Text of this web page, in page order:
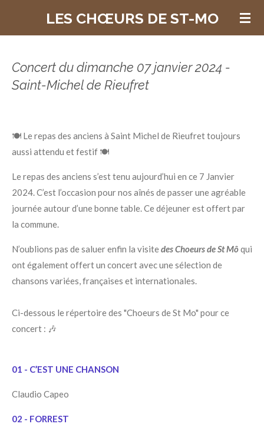
principal
LES CHŒURS DE ST-MO
Concert du dimanche 07 janvier 2024 -
Saint-Michel de Rieufret
🍽 Le repas des anciens à Saint Michel de Rieufret toujours
aussi attendu et festif 🍽
Le repas des anciens s’est tenu aujourd’hui en ce 7 Janvier
2024. C’est l’occasion pour nos aînés de passer une agréable
journée autour d’une bonne table. Ce déjeuner est offert par
la commune.
N’oublions pas de saluer enfin la visitedes Choeurs de St Môqui
ont également offert un concert avec une sélection de
chansons variées, françaises et internationales.
Ci-dessous le répertoire des "Choeurs de St Mo" pour ce
concert : 🎶
01 - C’EST UNE CHANSON
Claudio Capeo
02 - FORREST